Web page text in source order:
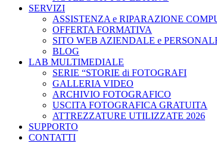
SERVIZI
ASSISTENZA e RIPARAZIONE
OFFERTA FORMATIVA
SITO WEB AZIENDALE e
BLOG
LAB MULTIMEDIALE
SERIE “STORIE di FOTOGRAFI
GALLERIA VIDEO
ARCHIVIO FOTOGRAFICO
USCITA FOTOGRAFICA GRATUITA
ATTREZZATURE UTILIZZATE 2026
SUPPORTO
CONTATTI